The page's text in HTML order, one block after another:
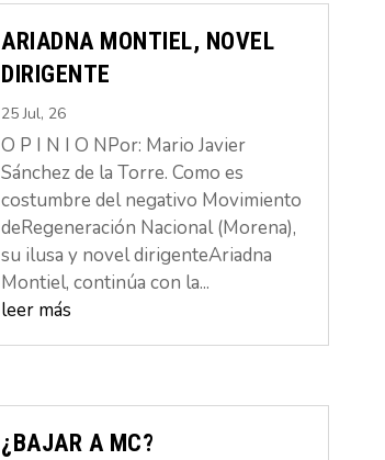
ARIADNA MONTIEL, NOVEL
DIRIGENTE
25 Jul, 26
O P I N I O NPor: Mario Javier
Sánchez de la Torre. Como es
costumbre del negativo Movimiento
deRegeneración Nacional (Morena),
su ilusa y novel dirigenteAriadna
Montiel, continúa con la...
leer más
¿BAJAR A MC?